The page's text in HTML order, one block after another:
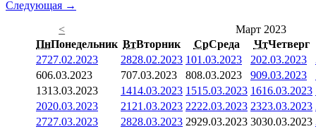
Следующая →
<
Март 2023
ПнПонедельник ВтВторник СрСреда ЧтЧетверг
2727.02.2023 2828.02.2023 101.03.2023 202.03.2023
606.03.2023 707.03.2023 808.03.2023 909.03.2023
1313.03.2023 1414.03.2023 1515.03.2023 1616.03.2023
2020.03.2023 21 21.03.2023 2222.03.2023 2323.03.2023
2727.03.2023 2828.03.2023 2929.03.2023 3030.03.2023